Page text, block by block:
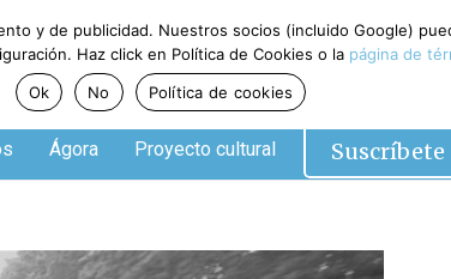
Ágora Proyecto cultural Suscríbete
y de publicidad. Nuestros socios (incluido Google)
Haz click en Política de Cookies o la página de
Ok
No Política de cookies